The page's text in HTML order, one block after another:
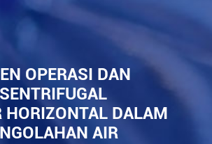
OPERASI DAN
HORIZONTAL DALAM
AIR